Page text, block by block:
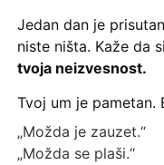
Jedan dan je
niste ništa. Kaže da
tvoja neizvesnost.
Tvoj um je pametan.
„Možda je zauzet.“
„Možda se plaši.“